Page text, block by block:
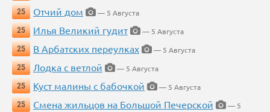
25
Отчий дом
— 5 Августа
25
Илья Великий гудит
— 5 Августа
25
В Арбатских переулках
— 5 Августа
25
Лодка с ветлой
— 5 Августа
25
Куст малины с бабочкой
— 5 Августа
25
Смена жильцов на Большой Печерской
— 5